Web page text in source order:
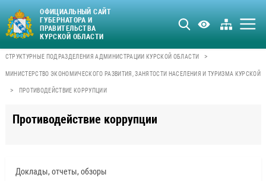
ОФИЦИАЛЬНЫЙ САЙТ
ГУБЕРНАТОРА И
ПРАВИТЕЛЬСТВА
КУРСКОЙ ОБЛАСТИ
СТРУКТУРНЫЕ ПОДРАЗДЕЛЕНИЯ АДМИНИСТРАЦИИ КУРСКОЙ ОБЛАСТИ >
МИНИСТЕРСТВО ЭКОНОМИЧЕСКОГО РАЗВИТИЯ, ЗАНЯТОСТИ НАСЕЛЕНИЯ И ТУРИЗМА КУРСКОЙ
> ПРОТИВОДЕЙСТВИЕ КОРРУПЦИИ
Противодействие коррупции
Доклады, отчеты, обзоры